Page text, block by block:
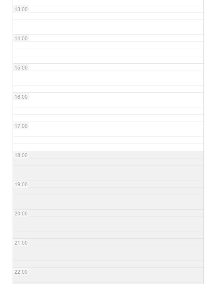
13:00
14:00
15:00
16:00
17:00
18:00
19:00
20:00
21:00
22:00